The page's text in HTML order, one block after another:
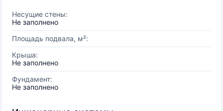
Несущие стены:
Не заполнено
Площадь подвала, м²:
Крыша:
Не заполнено
Фундамент:
Не заполнено